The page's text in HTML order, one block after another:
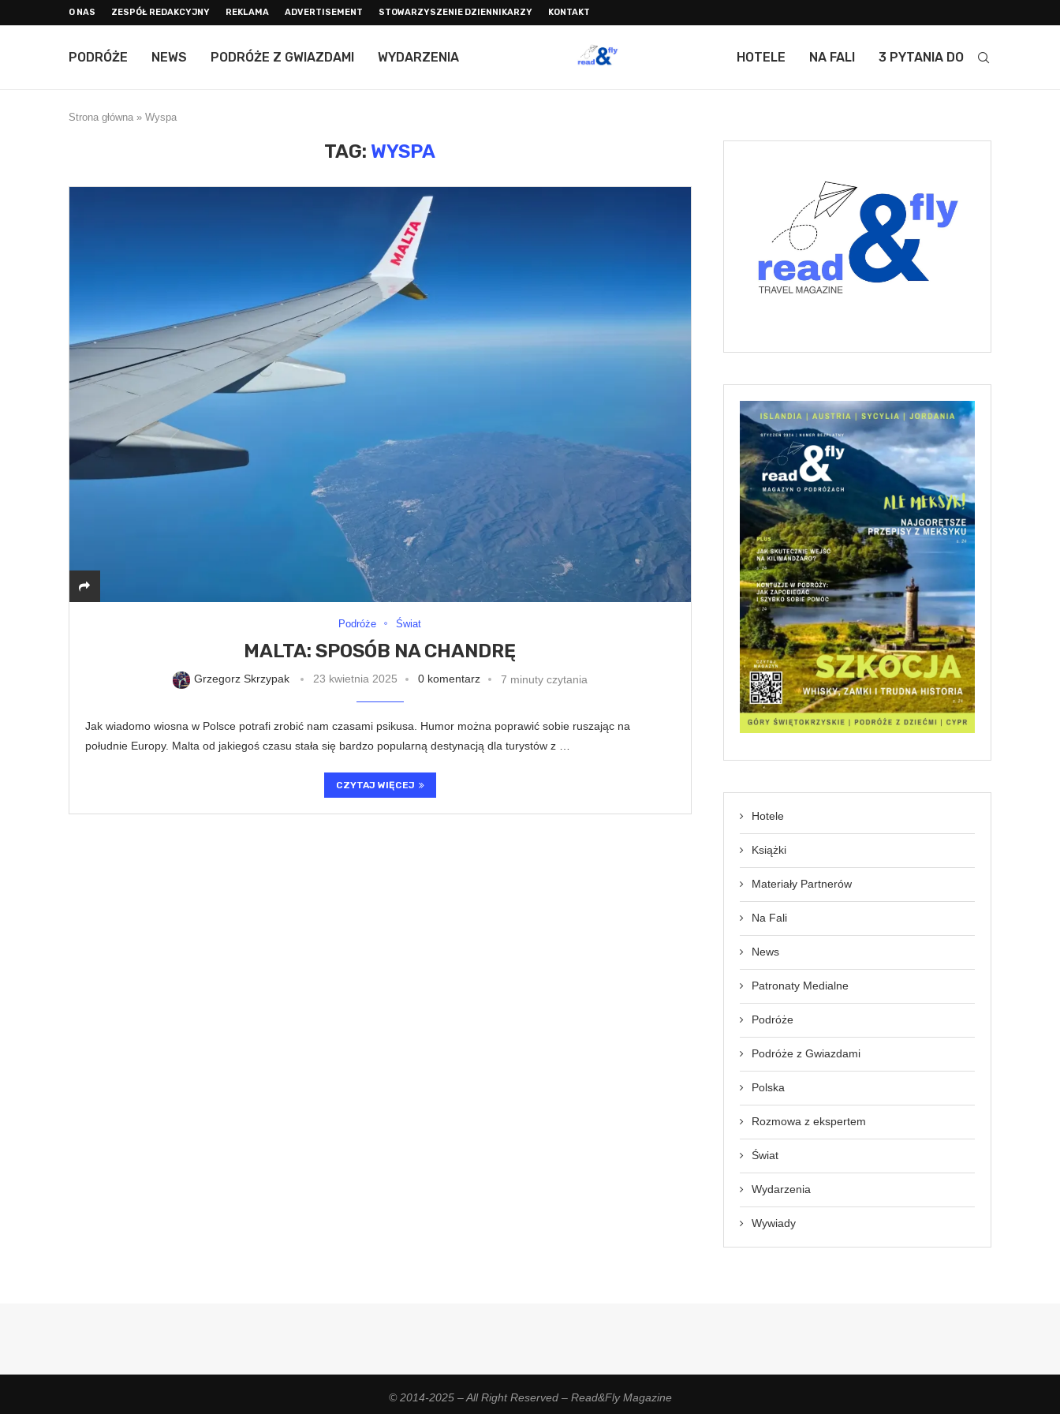
O NAS ZESPÓŁ REDAKCYJNY REKLAMA ADVERTISEMENT STOWARZYSZENIE DZIENNIKARZY KONTAKT
PODRÓŻE NEWS PODRÓŻE Z GWIAZDAMI WYDARZENIA HOTELE NA FALI 3 PYTANIA DO
Strona główna » Wyspa
TAG: WYSPA
Podróże Świat
MALTA: SPOSÓB NA CHANDRĘ
Grzegorz Skrzypak 23 kwietnia 2025 0 komentarz 7 minuty czytania
Jak wiadomo wiosna w Polsce potrafi zrobić nam czasami psikusa. Humor można poprawić sobie ruszając na
południe Europy. Malta od jakiegoś czasu stała się bardzo popularną destynacją dla turystów z …
CZYTAJ WIĘCEJ
Hotele
Książki
Materiały Partnerów
Na Fali
News
Patronaty Medialne
Podróże
Podróże z Gwiazdami
Polska
Rozmowa z ekspertem
Świat
Wydarzenia
Wywiady
© 2014-2025 – All Right Reserved – Read&Fly Magazine